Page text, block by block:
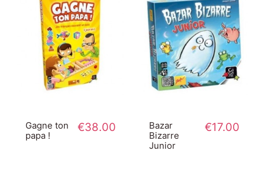
Gagne ton
papa !
€38.00
Bazar
Bizarre
Junior
€17.00